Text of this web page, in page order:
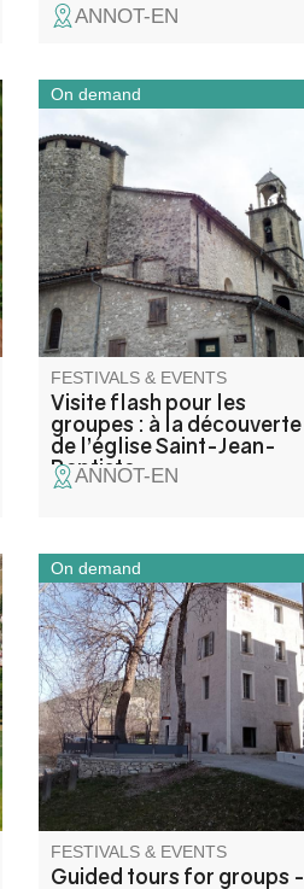
ANNOT-EN
l’église Saint-Jean-Baptiste lors
d’une visite flash guidée pour
les groupes. En un temps
court, l’église et la chapelle des
Pénitents révèlent leur
architecture, leurs œuvres et
les traditions locales.
FESTIVALS & EVENTS
Visite flash pour les
groupes : à la découverte
de l’église Saint-Jean-
Baptiste
On demand
ANNOT-EN
Enter like in a mill! A unique
museum in the region! This
former cloth mill was
transformed into a flour mill in
1902. For 70 years, this
industrial mill produced flour.
Now it's reopening its doors for
visitors to enjoy.
FESTIVALS & EVENTS
Guided tours for groups -
On demand